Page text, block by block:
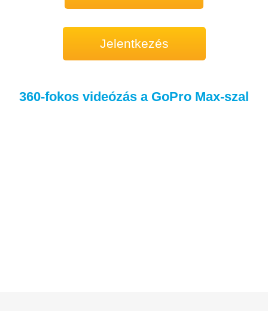
Jelentkezés
360-fokos videózás a GoPro Max-szal